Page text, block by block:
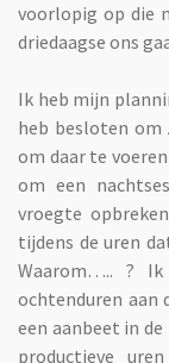
voorlopig op die
driedaagse ons
Ik heb mijn
heb besloten om
om daar te
om een
vroegte
tijdens de uren
Waarom….. ?
ochtenduren aan
een aanbeet in
productieve